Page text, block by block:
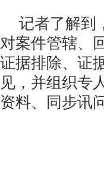
记者了解到
对案件管辖、
证据排除、证
见，并组织专
资料、同步讯